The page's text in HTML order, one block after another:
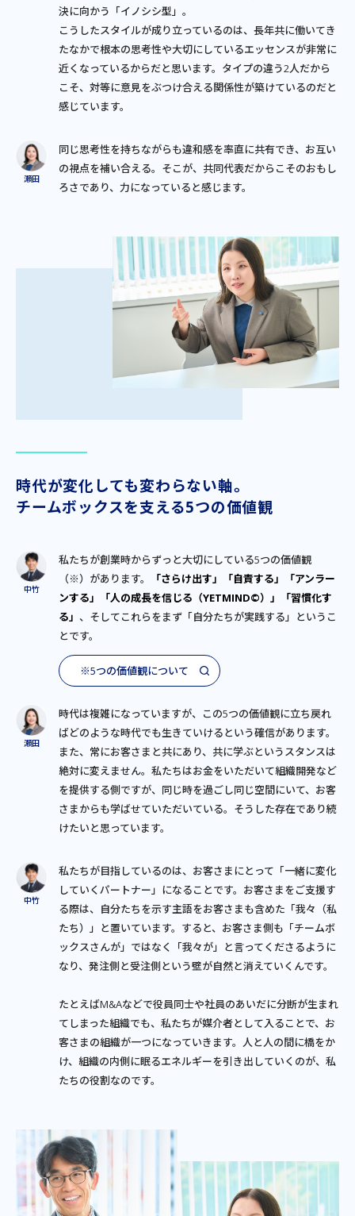
決に向かう「イノシシ型」。
こうしたスタイルが成り立っているのは、長年共に働いてき
たなかで根本の思考性や大切にしているエッセンスが非常に
近くなっているからだと思います。タイプの違う2人だから
こそ、対等に意見をぶつけ合える関係性が築けているのだと
感じています。
同じ思考性を持ちながらも違和感を率直に共有でき、お互い
の視点を補い合える。そこが、共同代表だからこそのおもし
ろさであり、力になっていると感じます。
時代が変化しても変わらない軸。
チームボックスを支える5つの価値観
私たちが創業時からずっと大切にしている5つの価値観
（※）があります。
「さらけ出す」「自責する」「アンラー
ンする」「人の成長を信じる（YETMIND©）」「習慣化す
る」 、そしてこれらをまず「自分たちが実践する」というこ
とです。
※5つの価値観について
時代は複雑になっていますが、この5つの価値観に立ち戻れ
ばどのような時代でも生きていけるという確信があります。
また、常にお客さまと共にあり、共に学ぶというスタンスは
絶対に変えません。私たちはお金をいただいて組織開発など
を提供する側ですが、同じ時を過ごし同じ空間にいて、お客
さまからも学ばせていただいている。そうした存在であり続
けたいと思っています。
私たちが目指しているのは、お客さまにとって「一緒に変化
していくパートナー」になることです。お客さまをご支援す
る際は、自分たちを示す主語をお客さまも含めた「我々（私
たち）」と置いています。すると、お客さま側も「チームボ
ックスさんが」ではなく「我々が」と言ってくださるように
なり、発注側と受注側という壁が自然と消えていくんです。
たとえばM&Aなどで役員同士や社員のあいだに分断が生まれ
てしまった組織でも、私たちが媒介者として入ることで、お
客さまの組織が一つになっていきます。人と人の間に橋をか
け、組織の内側に眠るエネルギーを引き出していくのが、私
たちの役割なのです。